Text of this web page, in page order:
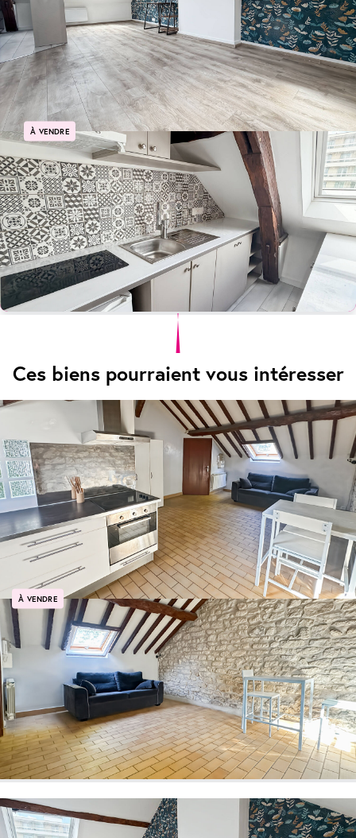
À VENDRE
POISSY Studio Plein Centre Ville Idéal investisseur ou premier achat !
POISSY
119 900 € Ref: 105603
22 m² 1 pièce
Ces biens pourraient vous intéresser
À VENDRE
Triel Sur Seine Charmant studio dans résidence à faibles charges
TRIEL SUR SEINE
95 000 € Ref: 105406
24 m² 1 pièce